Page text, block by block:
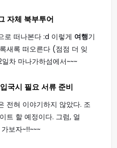
자체 북부투어
로 떠나본다 :d 이렇게 여행기
새록 떠오른다 (점점 더 잊
차 마나가하섬에서~~~
국시 필요 서류 준비
전혀 이야기하지 않았다. 조
트 할 예정이다. 그럼, 얼
보자~!!~~~